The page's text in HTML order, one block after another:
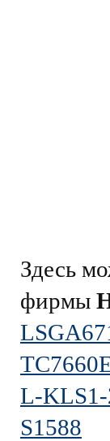
Здесь
фирмы
L-
S1588